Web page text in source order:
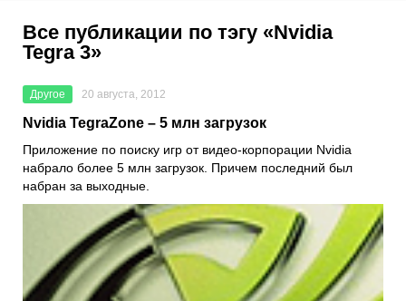
Все публикации по тэгу «Nvidia
Tegra 3»
Другое 20 августа, 2012
Nvidia TegraZone – 5 млн загрузок
Приложение по поиску игр от видео-корпорации Nvidia
набрало более 5 млн загрузок. Причем последний был
набран за выходные.